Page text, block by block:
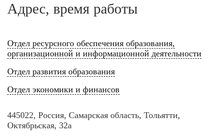
Адрес, время работы
Отдел ресурсного обеспечения образования,
организационной и информационной деятельности
Отдел развития образования
Отдел экономики и финансов
445022, Россия, Самарская область, Тольятти,
Октябрьская, 32а